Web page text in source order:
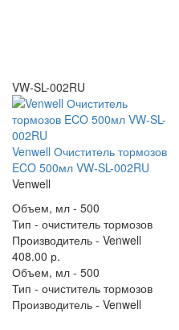
VW-SL-002RU
Venwell Очиститель тормозов
ECO 500мл VW-SL-002RU
Venwell
Объем, мл - 500
Тип - очиститель тормозов
Производитель - Venwell
408.00 р.
Объем, мл - 500
Тип - очиститель тормозов
Производитель - Venwell